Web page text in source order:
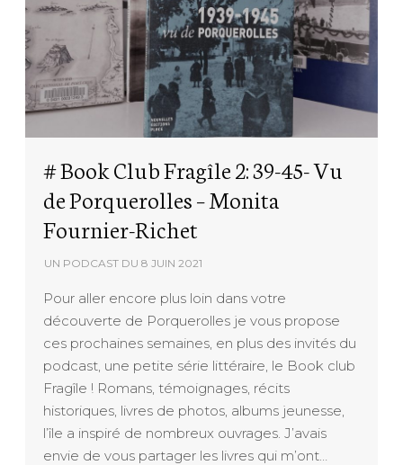
# Book Club Fragîle 2: 39-45- Vu
de Porquerolles – Monita
Fournier-Richet
UN PODCAST DU8 JUIN 2021
Pour aller encore plus loin dans votre
découverte de Porquerolles je vous propose
ces prochaines semaines, en plus des invités du
podcast, une petite série littéraire, le Book club
Fragîle ! Romans, témoignages, récits
historiques, livres de photos, albums jeunesse,
l’île a inspiré de nombreux ouvrages. J’avais
envie de vous partager les livres qui m’ont…